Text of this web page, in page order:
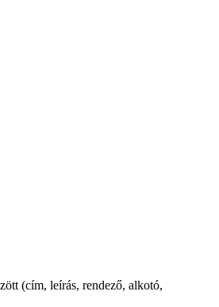
(cím, leírás, rendező, alkotó,